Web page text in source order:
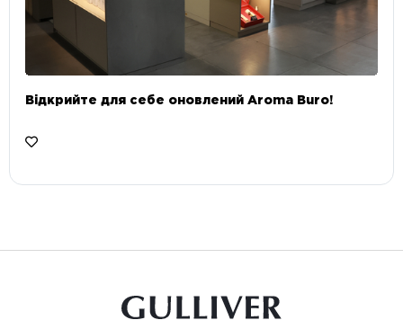
Відкрийте для себе оновлений Aroma Buro! ⠀